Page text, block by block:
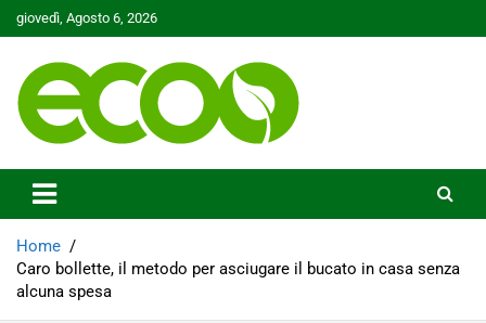
Skip
to
giovedì, Agosto 6, 2026
Ecoo.it
Home
Caro bollette, il metodo per asciugare il bucato in casa senza
alcuna spesa